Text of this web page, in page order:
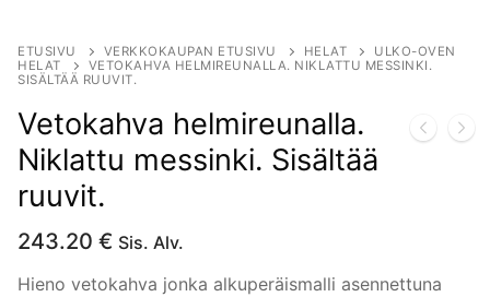
ETUSIVU VERKKOKAUPAN ETUSIVU HELAT
ULKO-OVEN
HELAT
VETOKAHVA HELMIREUNALLA. NIKLATTU MESSINKI.
SISÄLTÄÄ RUUVIT.
Vetokahva helmireunalla.
Niklattu messinki. Sisältää
ruuvit.
243.20 € Sis. Alv.
Hieno vetokahva jonka alkuperäismalli asennettuna